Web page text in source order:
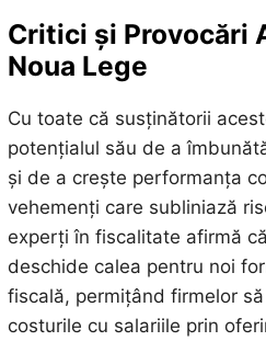
Critici și Provocări
Noua Lege
Cu toate că susținătorii
potențialul său de a
și de a crește performanța
vehemenți care subliniază
experți în fiscalitate afirmă
deschide calea pentru noi
fiscală, permițând firmelor
costurile cu salariile prin